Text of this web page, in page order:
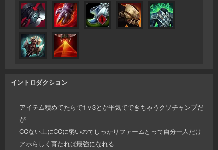
イントロダクション
アイテム積めてたらで1ｖ3とか平気でできちゃうクソチャンプだ
が
CCない上にCCに弱いのでしっかりファームとって自分一人だけ
アホらしく育たれば最強になれる